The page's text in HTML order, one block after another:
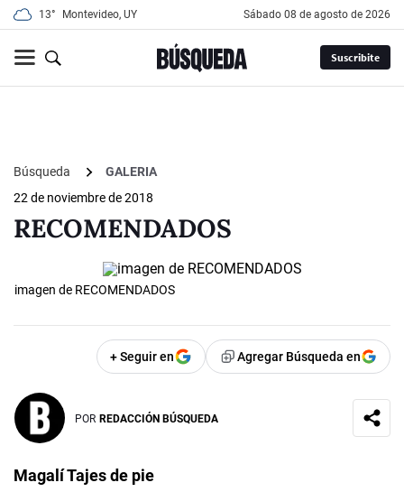
13° Montevideo, UY sábado 08 de agosto de 2026
Suscribite
Búsqueda
GALERIA
22 de noviembre de 2018
RECOMENDADOS
imagen de RECOMENDADOS
+ Seguir en Agregar Búsqueda en
POR REDACCIÓN BÚSQUEDA
Magalí Tajes de pie